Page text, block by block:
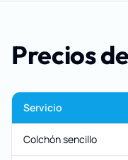
Precios
Servicio
Colchón sencillo